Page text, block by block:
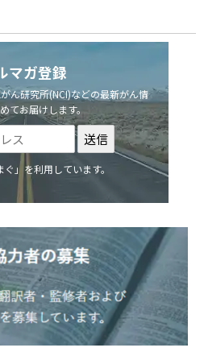
マガ登録
ん研究所(NCI)などの最新がん情
てお届けします。
」を利用しています。